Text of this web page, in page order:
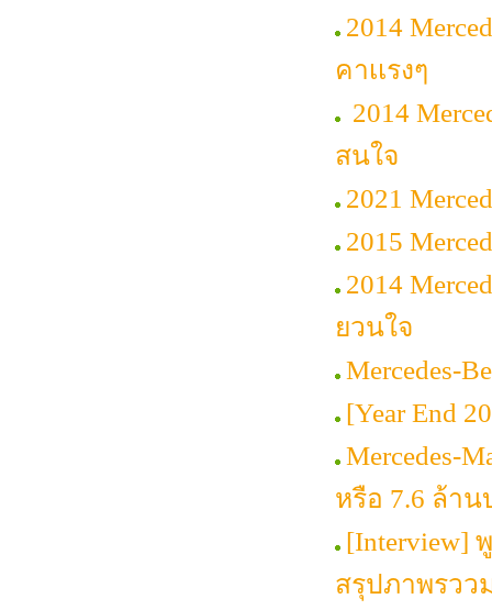
2014
คาเเรงๆ
2014
สนใจ
2021
2015
2014
ยวนใจ
Mercedes-
[Year End
Mercedes-
หรือ 7.6 ล้าน
[Interview]
สรุปภาพรวว